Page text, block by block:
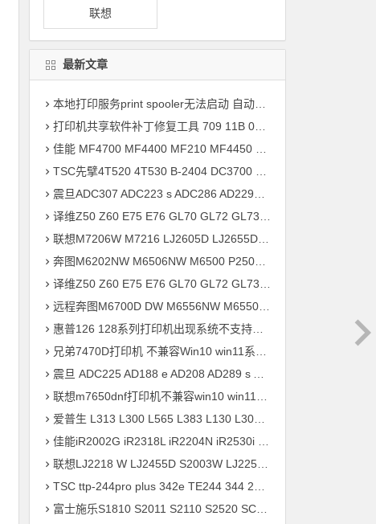
联想
最新文章
本地打印服务print spooler无法启动 自动掉线问题 快速解决方案
打印机共享软件补丁修复工具 709 11B 040专用完整版
佳能 MF4700 MF4400 MF210 MF4450 MF4800 MF215 打印机驱动安装
TSC先擘4T520 4T530 B-2404 DC3700 DA200标签打印机驱动软件安装
震旦ADC307 ADC223 s ADC286 AD229MWC AD369s打印机驱动安装
译维Z50 Z60 E75 E76 GL70 GL72 GL73 E78标签打印机驱动软件安装
联想M7206W M7216 LJ2605D LJ2655DN S1801 M7405D打印机驱动安装
奔图M6202NW M6506NW M6500 P2506 M7100DN M6700D打印机驱动安装
译维Z50 Z60 E75 E76 GL70 GL72 GL73 E78标签打印机驱动软件安装方法
远程奔图M6700D DW M6556NW M6550 MS6000 M6509NW打印机驱动安装
惠普126 128系列打印机出现系统不支持的请求命令 完美解决方案
兄弟7470D打印机 不兼容Win10 win11系统 升级兼容固件程序 快速解决方案
震旦 ADC225 AD188 e AD208 AD289 s AD199 AD166打印机驱动安装
联想m7650dnf打印机不兼容win10 win11系统 安装不上打印机驱动程序快速解决方案
爱普生 L313 L300 L565 L383 L130 L301 L380 L310打印机驱动安装
佳能iR2002G iR2318L iR2204N iR2530i iR2004 N打印机驱动安装
联想LJ2218 W LJ2455D S2003W LJ2250N LJ3650DN打印机驱动安装
TSC ttp-244pro plus 342e TE244 344 247 345打印机驱动软件安装
富士施乐S1810 S2011 S2110 S2520 SC2020 SC2022打印机驱动安装